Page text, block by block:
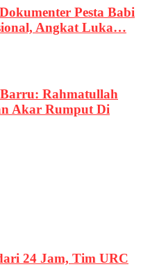
Pesta Babi
Angkat Luka…
Rahmatullah
Akar Rumput Di
24 Jam, Tim URC